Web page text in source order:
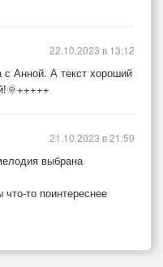
с Анной. А текст хороший
22.10.2023 в 13:12
выбрана
то поинтереснее
21.10.2023 в 21:59